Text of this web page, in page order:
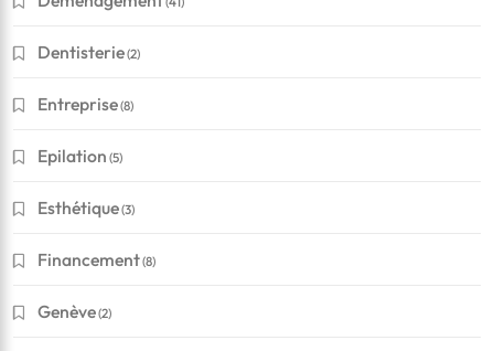
Dentisterie(2)
Entreprise(8)
Epilation (5)
Esthétique(3)
Financement(8)
Genève(2)